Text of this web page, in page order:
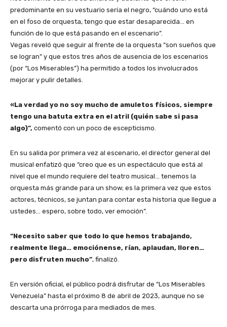
predominante en su vestuario sería el negro, “cuándo uno está
en el foso de orquesta, tengo que estar desaparecida… en
función de lo que está pasando en el escenario”.
Vegas reveló que seguir al frente de la orquesta “son sueños que
se logran” y que estos tres años de ausencia de los escenarios
(por “Los Miserables”) ha permitido a todos los involucrados
mejorar y pulir detalles.
«La verdad yo no soy mucho de amuletos físicos, siempre
tengo una batuta extra en el atril (quién sabe si pasa
algo)”, comentó con un poco de escepticismo.
En su salida por primera vez al escenario, el director general del
musical enfatizó que “creo que es un espectáculo que está al
nivel que el mundo requiere del teatro musical… tenemos la
orquesta más grande para un show; es la primera vez que estos
actores, técnicos, se juntan para contar esta historia que llegue a
ustedes… espero, sobre todo, ver emoción”.
“Necesito saber que todo lo que hemos trabajando,
realmente llega… emociónense, rían, aplaudan, lloren…
pero disfruten mucho”, finalizó.
En versión oficial, el público podrá disfrutar de “Los Miserables
Venezuela” hasta el próximo 8 de abril de 2023, aunque no se
descarta una prórroga para mediados de mes.